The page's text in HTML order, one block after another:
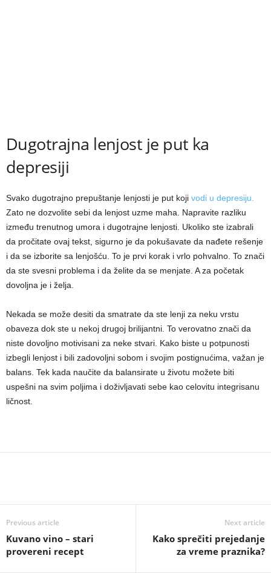
Dugotrajna lenjost je put ka
depresiji
Svako dugotrajno prepuštanje lenjosti je put koji vodi u depresiju.
Zato ne dozvolite sebi da lenjost uzme maha. Napravite razliku
između trenutnog umora i dugotrajne lenjosti. Ukoliko ste izabrali
da pročitate ovaj tekst, sigurno je da pokušavate da nađete rešenje
i da se izborite sa lenjošću. To je prvi korak i vrlo pohvalno. To znači
da ste svesni problema i da želite da se menjate. A za početak
dovoljna je i želja.
Nekada se može desiti da smatrate da ste lenji za neku vrstu
obaveza dok ste u nekoj drugoj brilijantni. To verovatno znači da
niste dovoljno motivisani za neke stvari. Kako biste u potpunosti
izbegli lenjost i bili zadovoljni sobom i svojim postignućima, važan je
balans. Tek kada naučite da balansirate u životu možete biti
uspešni na svim poljima i doživljavati sebe kao celovitu integrisanu
ličnost.
Previous article
Kuvano vino – stari
provereni recept
Next article
Kako sprečiti prejedanje
za vreme praznika?